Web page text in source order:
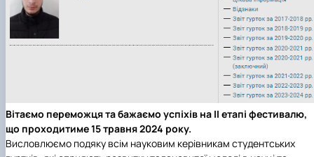
Вітаємо переможця та бажаємо успіхів на ІІ етапі фестивалю,
що проходитиме 15 травня 2024 року.
Висловлюємо подяку всім науковим керівникам студентських